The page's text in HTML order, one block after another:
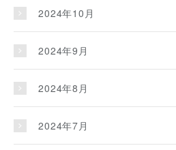
2024年10月
2024年9月
2024年8月
2024年7月